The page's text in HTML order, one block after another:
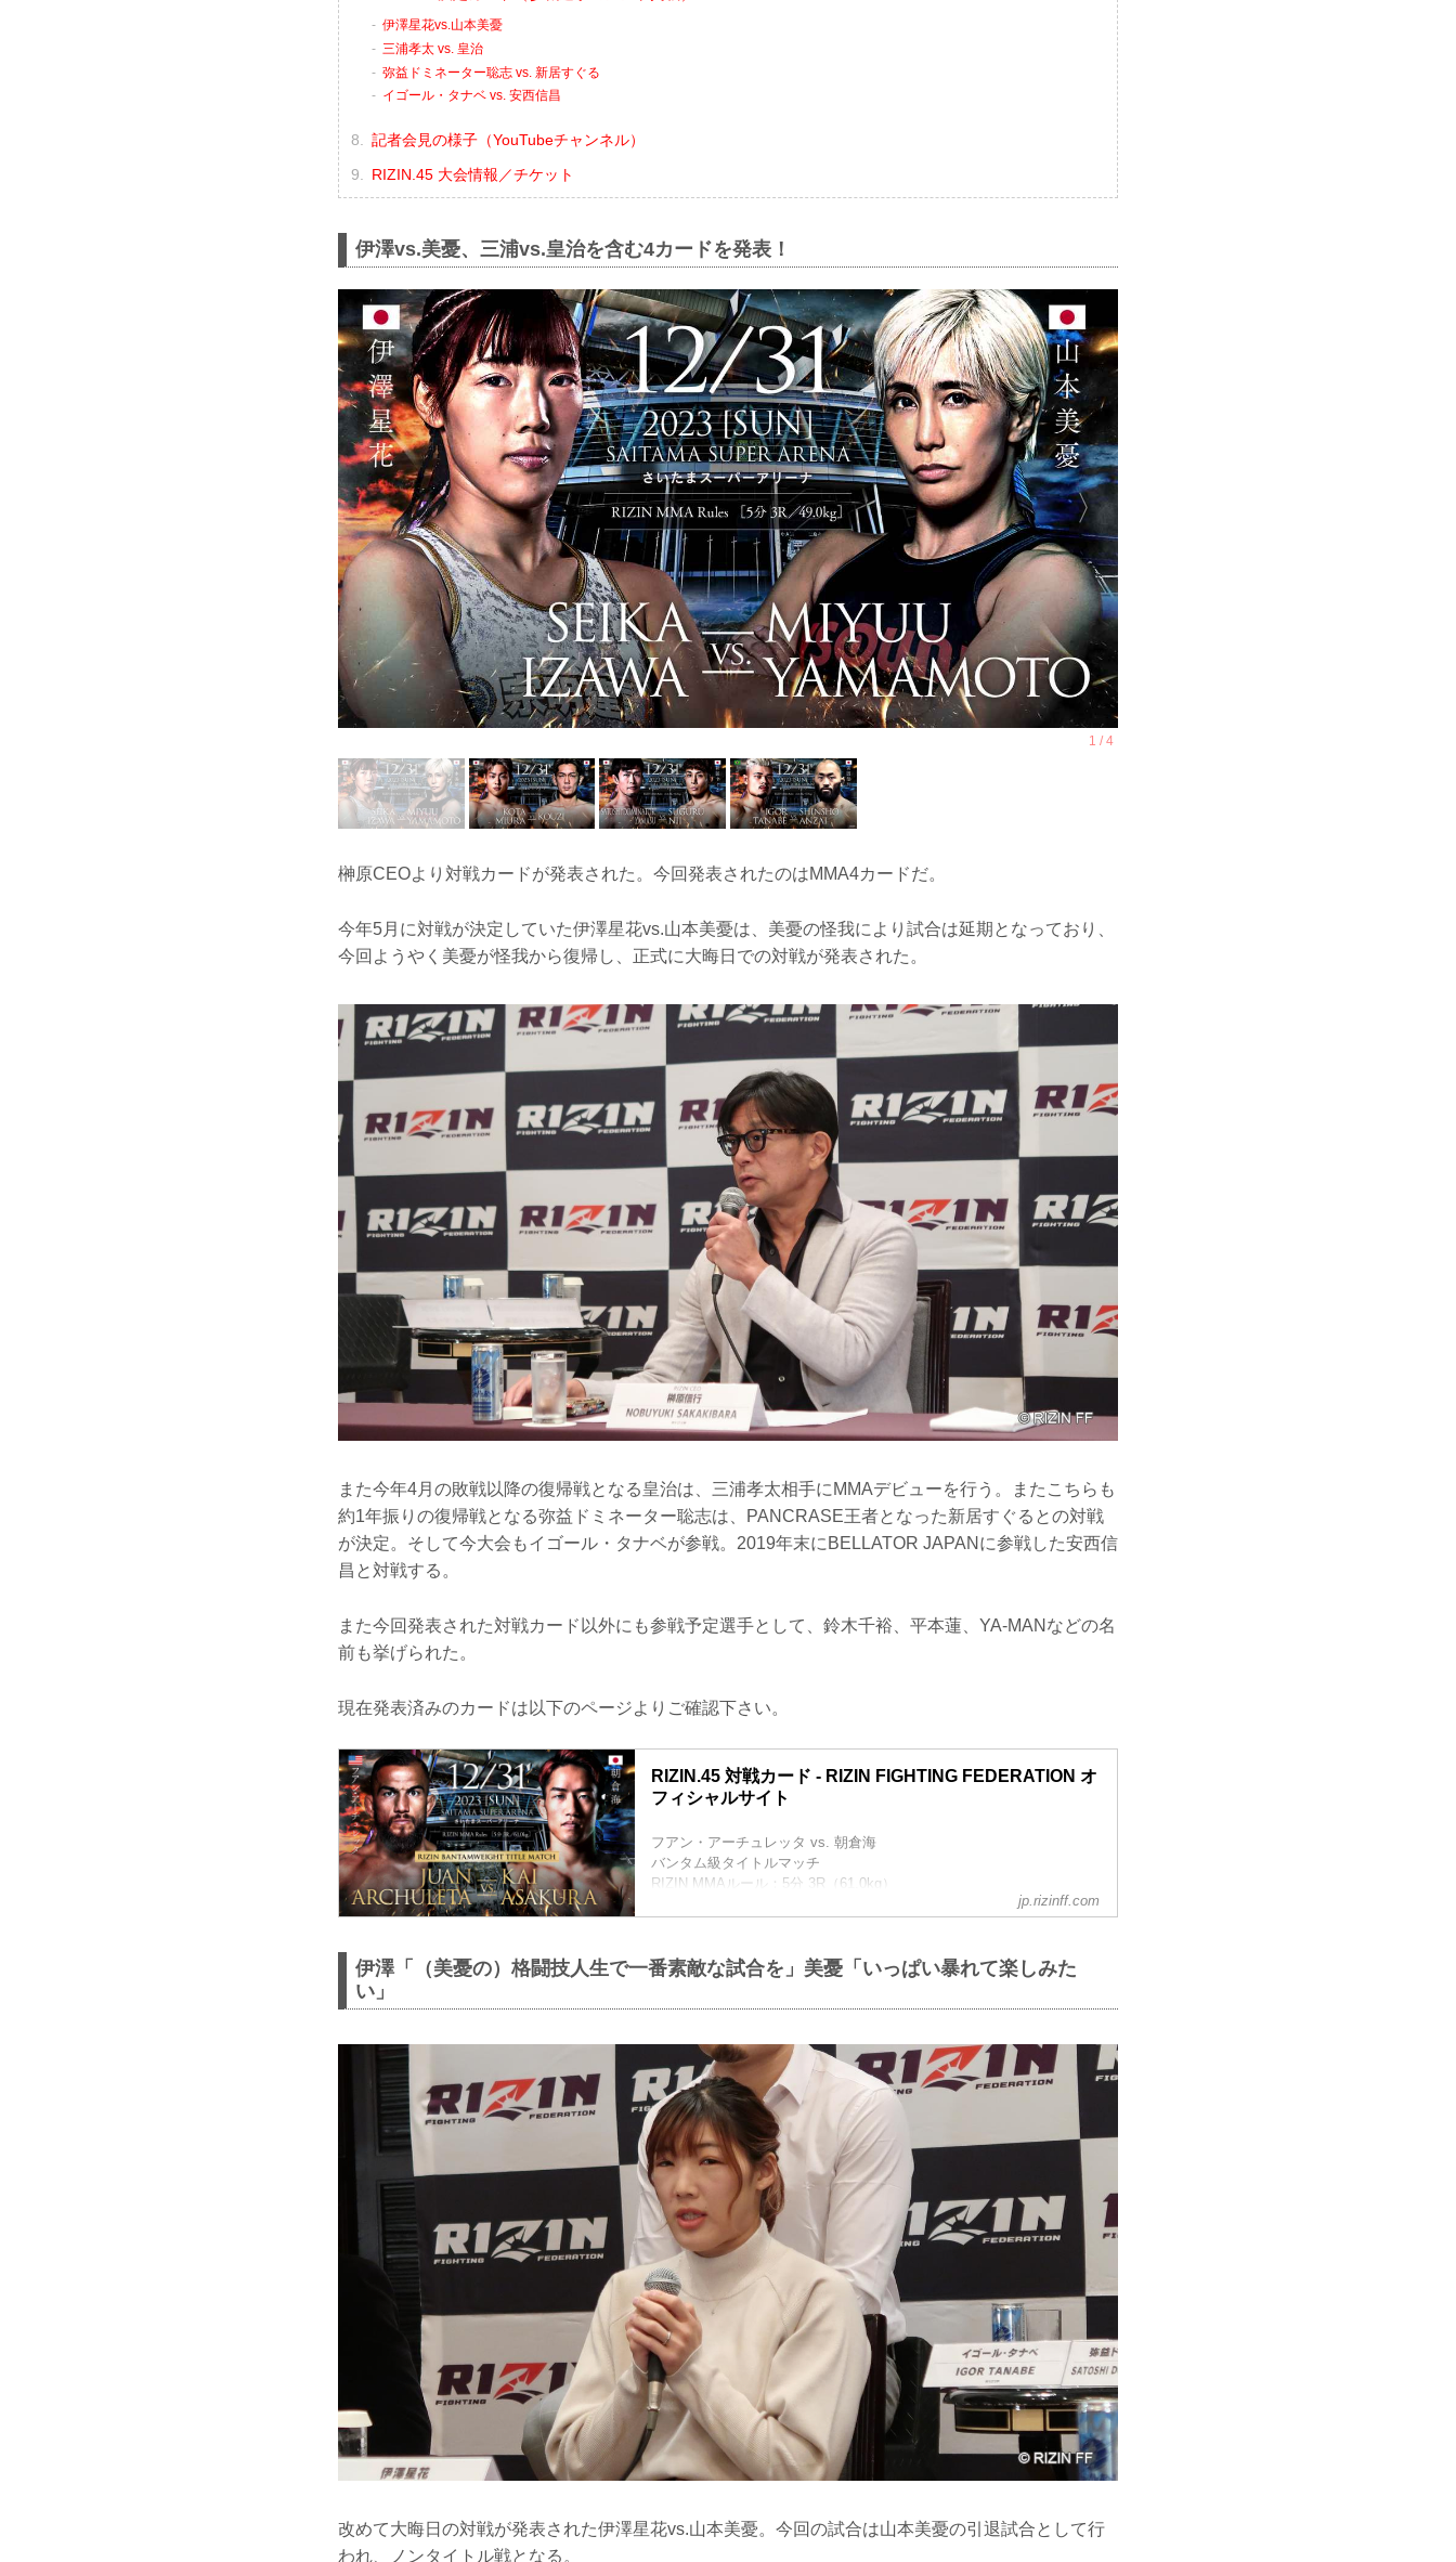
伊澤星花vs.山本美憂
三浦孝太 vs. 皇治
弥益ドミネーター聡志 vs. 新居すぐる
イゴール・タナベ vs. 安西信昌
記者会見の様子（YouTubeチャンネル）
RIZIN.45 大会情報／チケット
伊澤vs.美憂、三浦vs.皇治を含む4カードを発表！
榊原CEOより対戦カードが発表された。今回発表されたのはMMA4カードだ。
今年5月に対戦が決定していた伊澤星花vs.山本美憂は、美憂の怪我により試合は延期となっており、
今回ようやく美憂が怪我から復帰し、正式に大晦日での対戦が発表された。
また今年4月の敗戦以降の復帰戦となる皇治は、三浦孝太相手にMMAデビューを行う。またこちらも
約1年振りの復帰戦となる弥益ドミネーター聡志は、PANCRASE王者となった新居すぐるとの対戦
が決定。そして今大会もイゴール・タナベが参戦。2019年末にBELLATOR JAPANに参戦した安西信
昌と対戦する。
また今回発表された対戦カード以外にも参戦予定選手として、鈴木千裕、平本蓮、YA-MANなどの名
前も挙げられた。
現在発表済みのカードは以下のページよりご確認下さい。
RIZIN.45 対戦カード - RIZIN FIGHTING FEDERATION オ
フィシャルサイト
フアン・アーチュレッタ vs. 朝倉海
バンタム級タイトルマッチ
RIZIN MMAルール：5分 3R（61.0kg）
RIZIN MMAルール：5分 3R（57.0kg）
クレベル・コイケ vs. 斎藤裕
クレベル・コイケ vs. 斎藤裕
扇久保博正 vs. ジョン・ドッドソン
RIZIN MMAルール：5分 3R（57...
jp.rizinff.com
伊澤「（美憂の）格闘技人生で一番素敵な試合を」美憂「いっぱい暴れて楽しみた
い」
改めて大晦日の対戦が発表された伊澤星花vs.山本美憂。今回の試合は山本美憂の引退試合として行
われ、ノンタイトル戦となる。